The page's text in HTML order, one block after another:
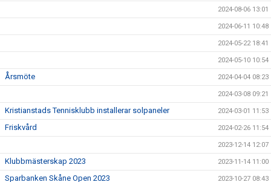
2024-08-06 13:01
2024-06-11 10:48
2024-05-22 18:41
2024-05-10 10:54
Årsmöte 2024-04-04 08:23
2024-03-08 09:21
Kristianstads Tennisklubb installerar solpaneler 2024-03-01 11:53
Friskvård 2024-02-26 11:54
2023-12-14 12:07
Klubbmästerskap 2023 2023-11-14 11:00
Sparbanken Skåne Open 2023 2023-10-27 08:43